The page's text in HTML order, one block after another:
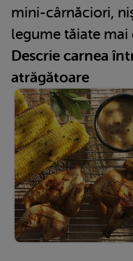
mini-cârnăciori,
legume tăiate mai
Descrie carnea
atrăgătoare